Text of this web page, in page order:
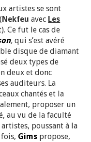
artistes se sont
Nekfeu avec Les
Ce fut le cas de
,qui s’est avéré
disque de diamant
deux types de
deux et donc
auditeurs. La
chantés et la
proposer un
au vu de la faculté
poussant à la
Gims propose,